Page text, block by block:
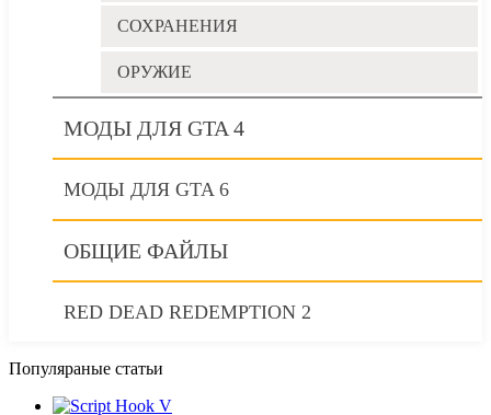
СОХРАНЕНИЯ
ОРУЖИЕ
МОДЫ ДЛЯ GTA 4
МОДЫ ДЛЯ GTA 6
ОБЩИЕ ФАЙЛЫ
RED DEAD REDEMPTION 2
Популяраные статьи